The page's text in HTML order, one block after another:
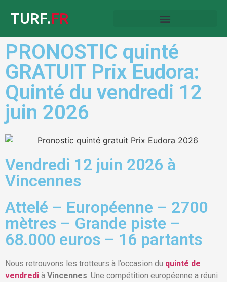
TURF.FR
PRONOSTIC quinté
GRATUIT Prix Eudora:
Quinté du vendredi 12
juin 2026
Vendredi 12 juin 2026 à
Vincennes
Attelé – Européenne – 2700
mètres – Grande piste –
68.000 euros – 16 partants
Nous retrouvons les trotteurs à l’occasion du quinté de
vendredi à Vincennes . Une compétition européenne a réuni